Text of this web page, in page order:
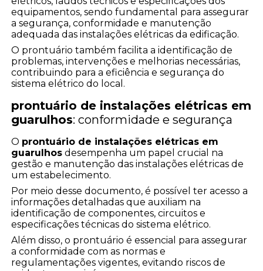
equipamentos, sendo fundamental para assegurar
a segurança, conformidade e manutenção
adequada das instalações elétricas da edificação.
O prontuário também facilita a identificação de
problemas, intervenções e melhorias necessárias,
contribuindo para a eficiência e segurança do
sistema elétrico do local.
prontuário de instalações elétricas em
guarulhos: conformidade e segurança
O prontuário de instalações elétricas em
guarulhos desempenha um papel crucial na
gestão e manutenção das instalações elétricas de
um estabelecimento.
Por meio desse documento, é possível ter acesso a
informações detalhadas que auxiliam na
identificação de componentes, circuitos e
especificações técnicas do sistema elétrico.
Além disso, o prontuário é essencial para assegurar
a conformidade com as normas e
regulamentações vigentes, evitando riscos de